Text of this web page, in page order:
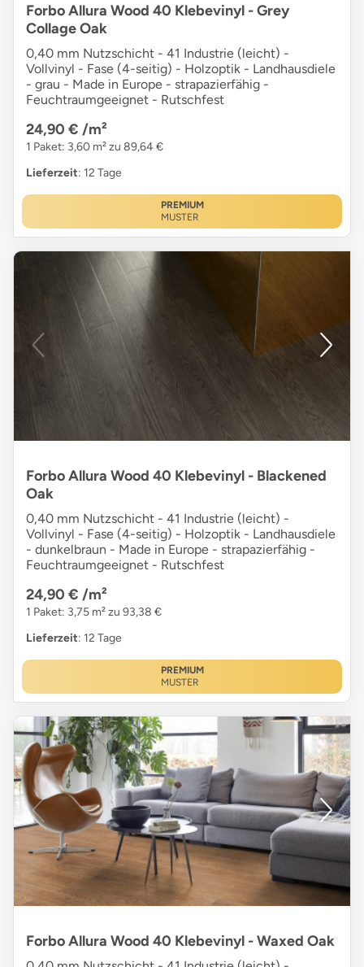
Forbo Allura Wood 40 Klebevinyl - Grey
Collage Oak
0,40 mm Nutzschicht - 41 Industrie (leicht) -
Vollvinyl - Fase (4-seitig) - Holzoptik - Landhausdiele
- grau - Made in Europe - strapazierfähig -
Feuchtraumgeeignet - Rutschfest
24,90 € /m²
1 Paket: 3,60 m² zu 89,64 €
Lieferzeit: 12 Tage
PREMIUM
MUSTER
Forbo Allura Wood 40 Klebevinyl - Blackened
Oak
0,40 mm Nutzschicht - 41 Industrie (leicht) -
Vollvinyl - Fase (4-seitig) - Holzoptik - Landhausdiele
- dunkelbraun - Made in Europe - strapazierfähig -
Feuchtraumgeeignet - Rutschfest
24,90 € /m²
1 Paket: 3,75 m² zu 93,38 €
Lieferzeit: 12 Tage
PREMIUM
MUSTER
Forbo Allura Wood 40 Klebevinyl - Waxed Oak